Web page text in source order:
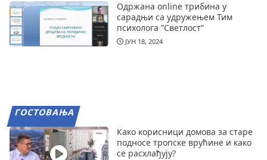
Одржана online трибина у
сарадњи са удружењем Тим
психолога ”Светлост”
ЈУН 18, 2024
ГОСТОВАЊА
Како корисници домова за старе
подносе тропске врућине и како
се расхлађују?